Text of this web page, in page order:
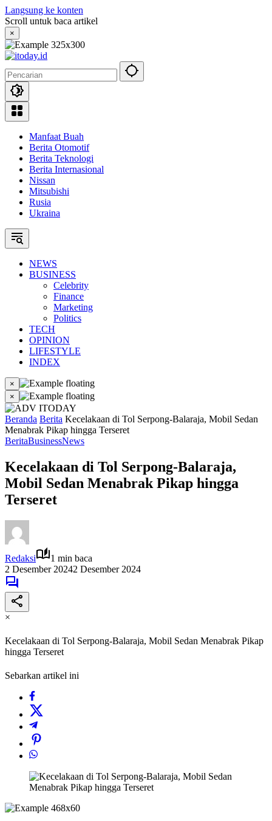
Langsung ke konten
Scroll untuk baca artikel
×
Manfaat Buah
Berita Otomotif
Berita Teknologi
Berita Internasional
Nissan
Mitsubishi
Rusia
Ukraina
NEWS
BUSINESS
Celebrity
Finance
Marketing
Politics
TECH
OPINION
LIFESTYLE
INDEX
×
×
Beranda Berita Kecelakaan di Tol Serpong-Balaraja, Mobil Sedan
Menabrak Pikap hingga Terseret
BeritaBusinessNews
Kecelakaan di Tol Serpong-Balaraja,
Mobil Sedan Menabrak Pikap hingga
Terseret
Redaksi
1 min baca
2 Desember 20242 Desember 2024
×
Kecelakaan di Tol Serpong-Balaraja, Mobil Sedan Menabrak Pikap
hingga Terseret
Sebarkan artikel ini